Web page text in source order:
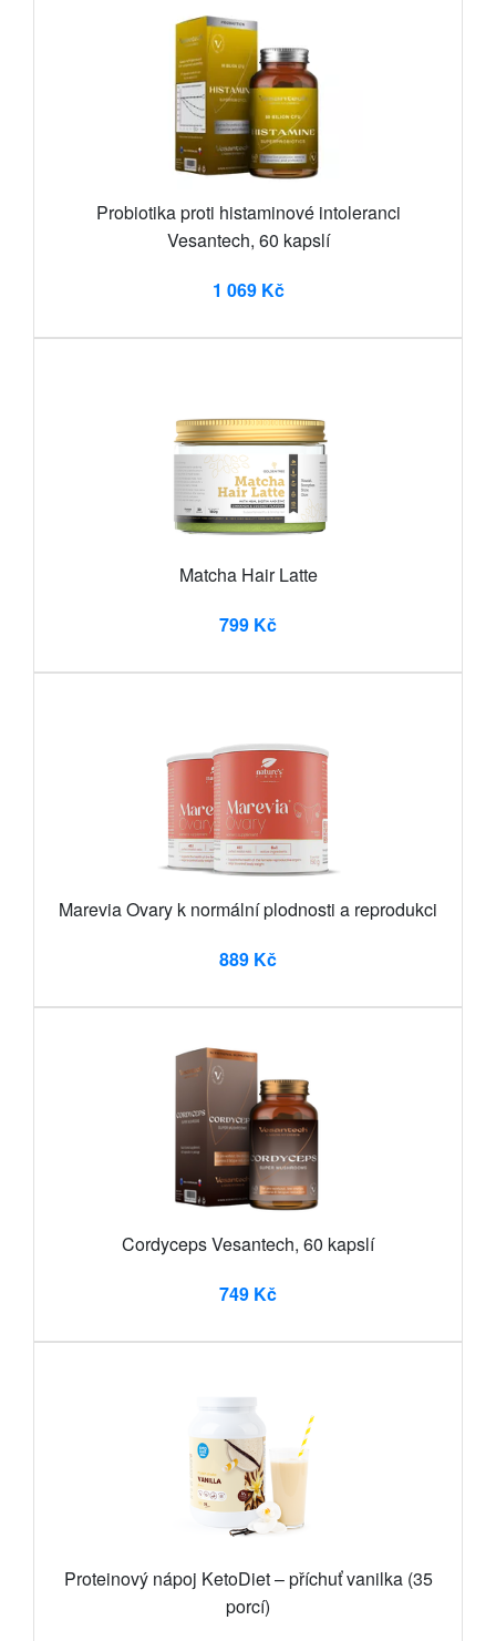
Probiotika proti histaminové intoleranci
Vesantech, 60 kapslí
1 069 Kč
Matcha Hair Latte
799 Kč
Marevia Ovary k normální plodnosti a reprodukci
889 Kč
Cordyceps Vesantech, 60 kapslí
749 Kč
Proteinový nápoj KetoDiet – příchuť vanilka (35
porcí)